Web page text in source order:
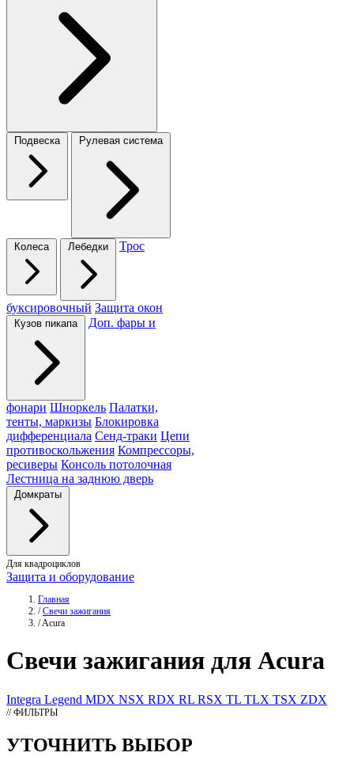
Подвеска Рулевая система
Колеса Лебедки Трос
буксировочный Защита окон
Кузов пикапа Доп. фары и
фонари Шноркель Палатки,
тенты, маркизы Блокировка
дифференциала Сенд-траки Цепи
противоскольжения Компрессоры,
ресиверы Консоль потолочная
Лестница на заднюю дверь
Домкраты
Для квадроциклов
Защита и оборудование
Главная
/ Свечи зажигания
/Acura
Свечи зажигания для Acura
Integra Legend MDX NSX RDX RL RSX TL TLX TSX ZDX
// ФИЛЬТРЫ
УТОЧНИТЬ ВЫБОР